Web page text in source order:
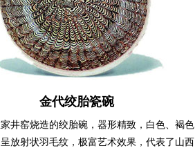
金代绞胎瓷碗
井窑烧造的绞胎碗，器形精致，白色、褐色
放射状羽毛纹，极富艺术效果，代表了山西